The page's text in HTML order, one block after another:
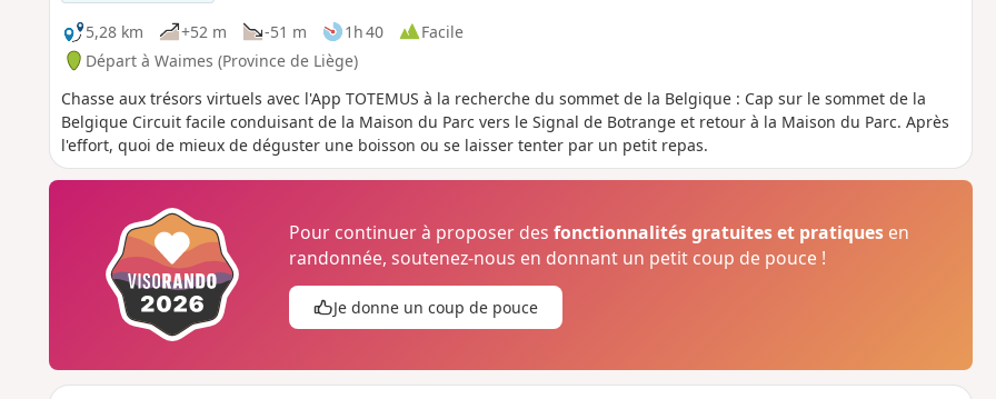
5,28 km
+52 m -51 m 1h 40
Facile
Départ à Waimes (Province de Liège)
Chasse aux trésors virtuels avec l'App TOTEMUS à la recherche du sommet de la Belgique : Cap sur le sommet de la
Belgique Circuit facile conduisant de la Maison du Parc vers le Signal de Botrange et retour à la Maison du Parc. Après
l'effort, quoi de mieux de déguster une boisson ou se laisser tenter par un petit repas.
Pour continuer à proposer desfonctionnalités gratuites et pratiques en
randonnée, soutenez-nous en donnant un petit coup de pouce !
Je donne un coup de pouce